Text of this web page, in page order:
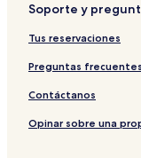
Soporte y
Tus reservaciones
Preguntas frecuentes
Contáctanos
Opinar sobre una